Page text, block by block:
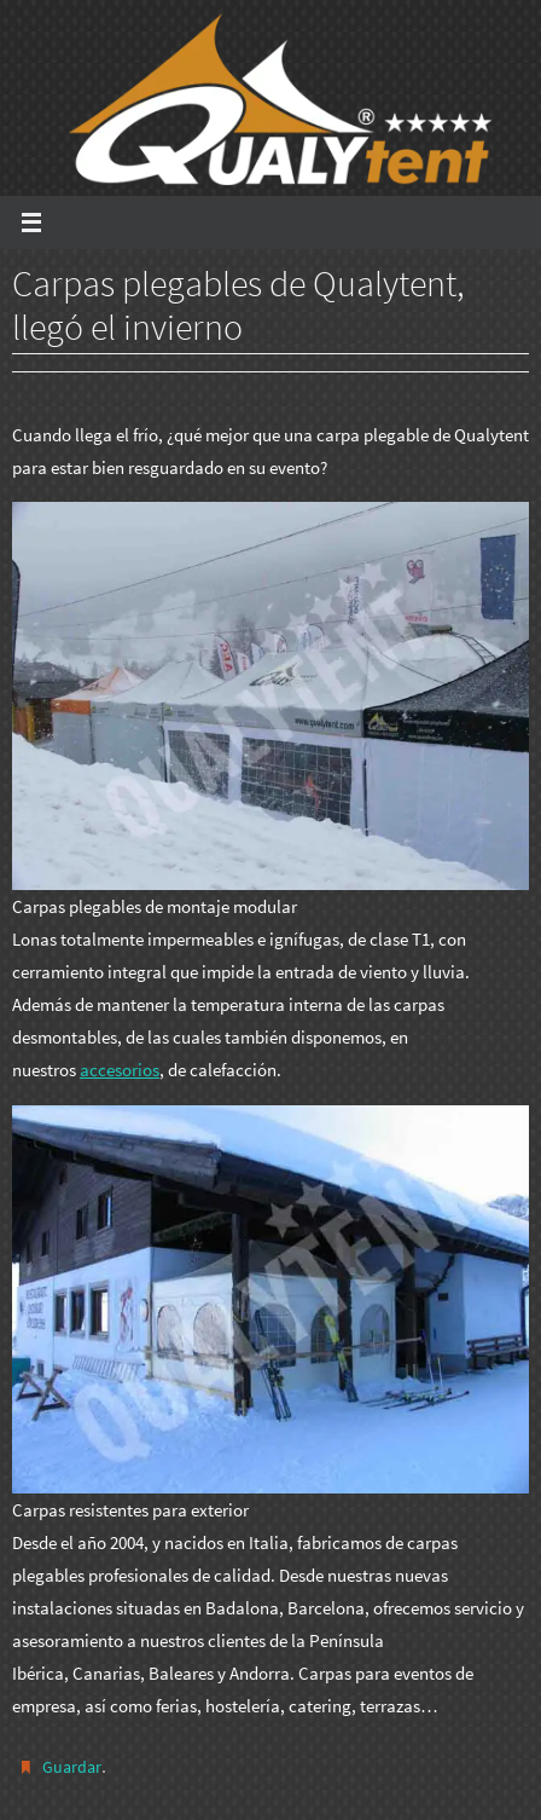
Carpas plegables de Qualytent,
llegó el invierno
Cuando llega el frío, ¿qué mejor que una carpa plegable de Qualytent
para estar bien resguardado en su evento?
Carpas plegables de montaje modular
Lonas totalmente impermeables e ignífugas, de clase T1, con
cerramiento integral que impide la entrada de viento y lluvia.
Además de mantener la temperatura interna de las carpas
desmontables, de las cuales también disponemos, en
nuestros accesorios, de calefacción.
Carpas resistentes para exterior
Desde el año 2004, y nacidos en Italia, fabricamos de carpas
plegables profesionales de calidad. Desde nuestras nuevas
instalaciones situadas en Badalona, Barcelona, ofrecemos servicio y
asesoramiento a nuestros clientes de la Península
Ibérica, Canarias, Baleares y Andorra. Carpas para eventos de
empresa, así como ferias, hostelería, catering, terrazas…
Guardar.